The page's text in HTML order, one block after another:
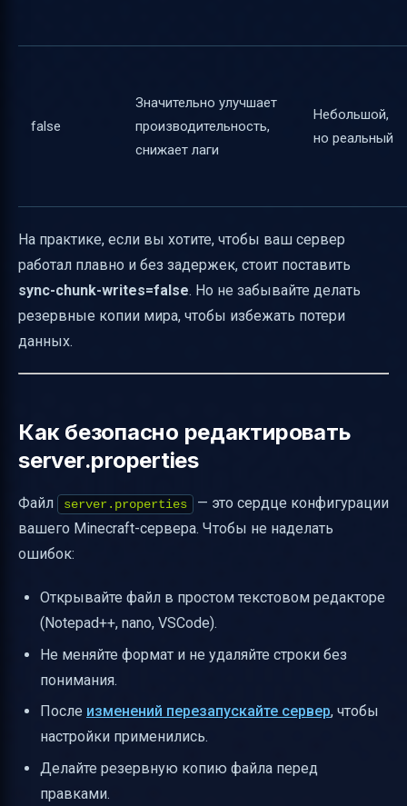
false
Значительно улучшает
производительность,
снижает лаги
Небольшой,
но реальный
На практике, если вы хотите, чтобы ваш сервер
работал плавно и без задержек, стоит поставить
sync-chunk-writes=false. Но не забывайте делать
резервные копии мира, чтобы избежать потери
данных.
Как безопасно редактировать
server.properties
Файл server.properties
— это сердце конфигурации
вашего Minecraft-сервера. Чтобы не наделать
ошибок:
Открывайте файл в простом текстовом редакторе
(Notepad++, nano, VSCode).
Не меняйте формат и не удаляйте строки без
понимания.
После изменений перезапускайте сервер, чтобы
настройки применились.
Делайте резервную копию файла перед
правками.